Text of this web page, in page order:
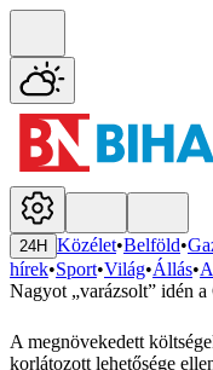
24H Közélet•Belföld•
hírek•Sport•Világ•Állás•
Nagyot „varázsolt” idén a
A megnövekedett
korlátozott lehetősége